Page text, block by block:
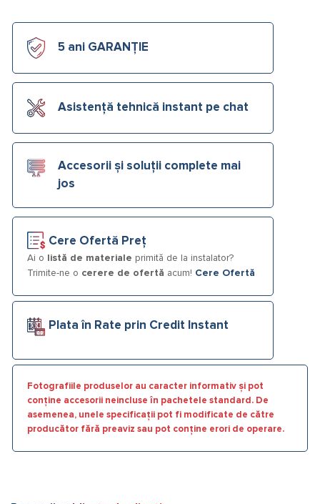
5 ani GARANȚIE
Asistență tehnică instant pe chat
Accesorii și soluții complete mai
jos
Cere Ofertă Preț
Ai o listă de materiale primită de la instalator?
Trimite-ne o cerere de ofertă acum! Cere Ofertă
Plata în Rate prin Credit Instant
Fotografiile produselor au caracter informativ și pot
conține accesorii neincluse în pachetele standard. De
asemenea, unele specificații pot fi modificate de către
producător fără preaviz sau pot conține erori de operare.